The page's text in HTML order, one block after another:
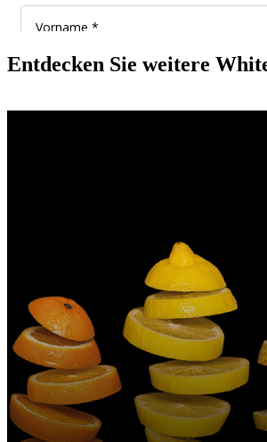
Entdecken Sie weitere